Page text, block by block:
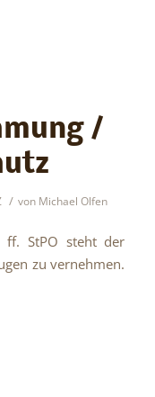
/
/ von Michael Olfen
StPO steht der
zu vernehmen.